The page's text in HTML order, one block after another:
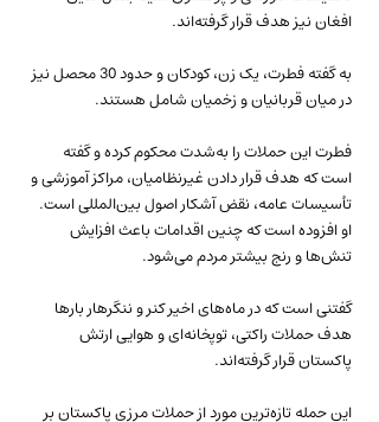
افغان نیز هدف قرار گرفته‌اند.
به گفته فطرت، یک زن، کودکان و حدود 30 محصل نیز
در میان قربانیان و زخمیان شامل هستند.
فطرت این حملات را به‌شدت محکوم کرده و گفته
است که هدف قرار دادن غیرنظامیان، مراکز آموزشی و
تأسیسات عامه، نقض آشکار اصول بین‌المللی است.
او افزوده است که چنین اقدامات باعث افزایش
تنش‌ها و رنج بیشتر مردم می‌شود.
گفتنی است که در ماه‌های اخیر کنر و ننگرهار بارها
هدف حملات راکتی، توپخانه‌ای و هوایی ارتش
پاکستان قرار گرفته‌اند.
این حمله تازه‌ترین مورد از حملات مرزی پاکستان بر